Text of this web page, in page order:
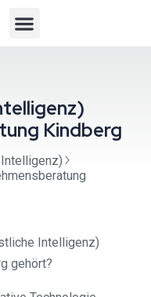
Kindberg
Intelligenz)
gehört?